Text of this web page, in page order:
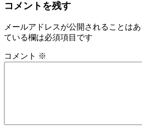
コメントを残す
メールアドレスが公開されることはあ
ている欄は必須項目です
コメント ※